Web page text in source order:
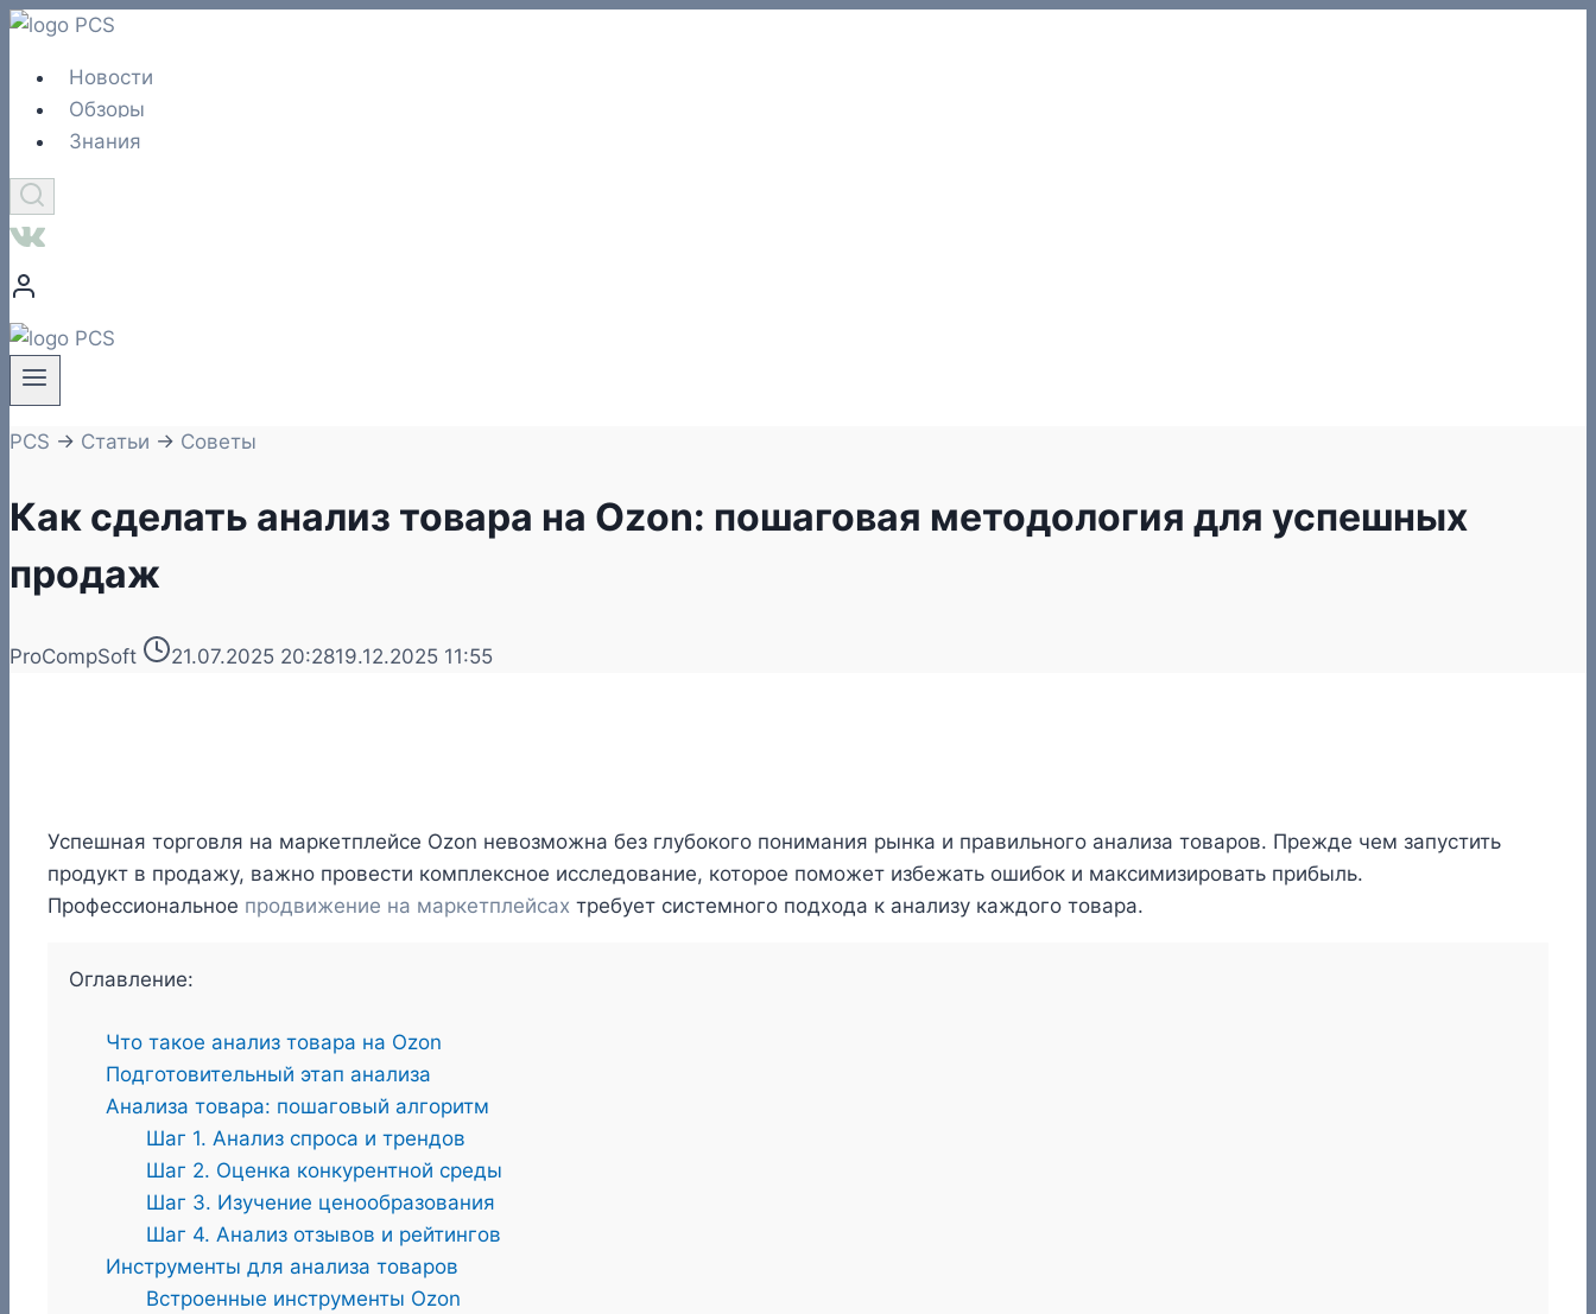
Перейти
содержимому
Новости
Обзоры
Знания
PCS → Статьи → Советы
Как сделать анализ товара на Ozon: пошаговая методология для успешных
продаж
ProCompSoft 21.07.2025 20:2819.12.2025 11:55
Успешная торговля на маркетплейсе Ozon невозможна без глубокого понимания рынка и правильного анализа товаров. Прежде чем запустить
продукт в продажу, важно провести комплексное исследование, которое поможет избежать ошибок и максимизировать прибыль.
Профессиональное продвижение на маркетплейсах требует системного подхода к анализу каждого товара.
Оглавление:
Что такое анализ товара на Ozon
Подготовительный этап анализа
Анализа товара: пошаговый алгоритм
Шаг 1. Анализ спроса и трендов
Шаг 2. Оценка конкурентной среды
Шаг 3. Изучение ценообразования
Шаг 4. Анализ отзывов и рейтингов
Инструменты для анализа товаров
Встроенные инструменты Ozon